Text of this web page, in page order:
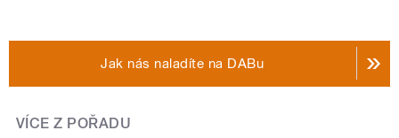
Jak nás naladíte na DABu
VÍCE Z POŘADU